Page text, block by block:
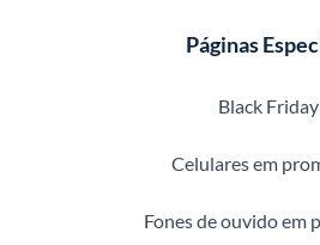
Páginas
Black Friday
Celulares em
Fones de ouvido em